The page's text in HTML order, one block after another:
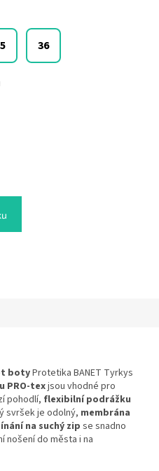
36
botyProtetika BANET Tyrkys
PRO-texjsou vhodné pro
pohodlí, flexibilní podrážku
svršek je odolný, membrána
na suchý zip se snadno
nošení do města i na